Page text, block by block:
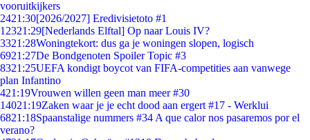
vooruitkijkers
2421:30[2026/2027] Eredivisietoto #1
12321:29[Nederlands Elftal] Op naar Louis IV?
3321:28Woningtekort: dus ga je woningen slopen, logisch
6921:27De Bondgenoten Spoiler Topic #3
8321:25UEFA kondigt boycot van FIFA-competities aan vanwege
plan Infantino
421:19Vrouwen willen geen man meer #30
14021:19Zaken waar je je echt dood aan ergert #17 - Werklui
6821:18Spaanstalige nummers #34 A que calor nos pasaremos por el
verano?